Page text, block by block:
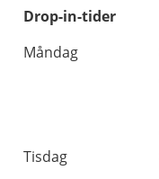
Drop-in-tider
Måndag
Tisdag